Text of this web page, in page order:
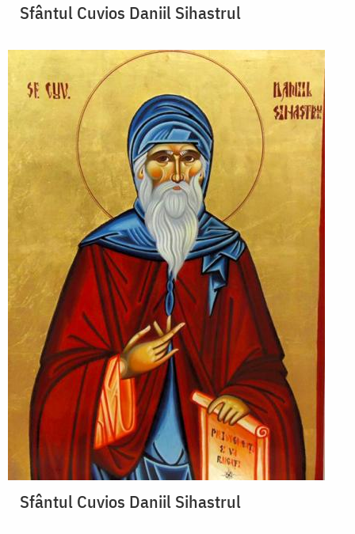
Sfântul Cuvios Daniil Sihastrul
Sfântul Cuvios Daniil Sihastrul